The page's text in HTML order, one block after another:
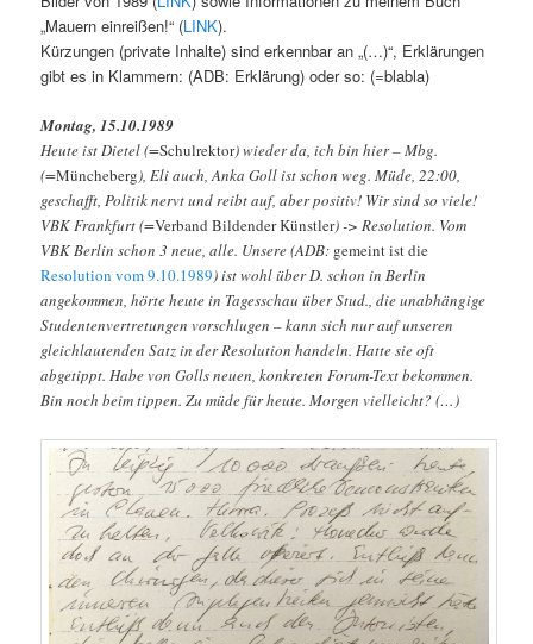
„Mauern einreißen!“ (LINK).
Kürzungen (private Inhalte) sind erkennbar an „(…)“, Erklärungen
gibt es in Klammern: (ADB: Erklärung) oder so: (=blabla)
Montag, 15.10.1989
Heute ist Dietel (=Schulrektor) wieder da, ich bin hier – Mbg.
(=Müncheberg), Eli auch, Anka Goll ist schon weg. Müde, 22:00,
geschafft, Politik nervt und reibt auf, aber positiv! Wir sind so viele!
VBK Frankfurt (=Verband Bildender Künstler) -> Resolution. Vom
VBK Berlin schon 3 neue, alle. Unsere (ADB: gemeint ist die
Resolution vom 9.10.1989) ist wohl über D. schon in Berlin
angekommen, hörte heute in Tagesschau über Stud., die unabhängige
Studentenvertretungen vorschlugen – kann sich nur auf unseren
gleichlautenden Satz in der Resolution handeln. Hatte sie oft
abgetippt. Habe von Golls neuen, konkreten Forum-Text bekommen.
Bin noch beim tippen. Zu müde für heute. Morgen vielleicht? (…)